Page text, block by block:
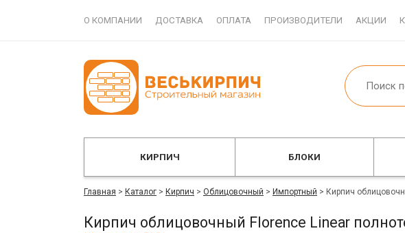
О КОМПАНИИ ДОСТАВКА ОПЛАТА ПРОИЗВОДИТЕЛИ АКЦИИ
КИРПИЧ БЛОКИ
Главная > Каталог > Кирпич > Облицовочный > Импортный > Кирпич
Кирпич облицовочный Florence Linear